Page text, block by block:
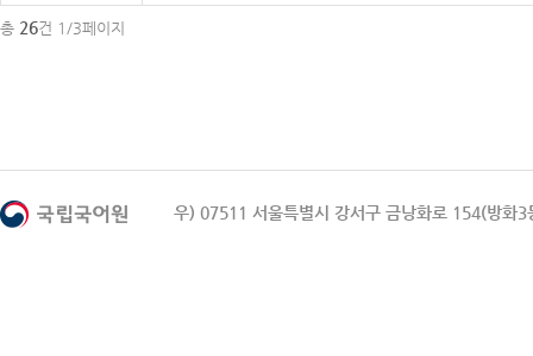
총 26건 1/3페이지
우) 07511 서울특별시 강서구 금낭화로 154(방화3